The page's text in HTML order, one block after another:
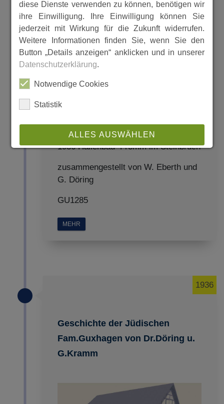
1936 Hallenbau Fromm im Steinbruch
zusammengestellt von W. Eberth und
G. Döring
GU1285
MEHR
Geschichte der Jüdischen
Fam.Guxhagen von Dr.Döring u.
G.Kramm
1936
diese Dienste verwenden zu können, benötigen wir
ihre Einwilligung. Ihre Einwilligung können Sie
jederzeit mit Wirkung für die Zukunft widerrufen.
Weitere Informationen finden Sie, wenn Sie den
Button „Details anzeigen“ anklicken und in unserer
Datenschutzerklärung.
Notwendige Cookies
Statistik
ALLES AUSWÄHLEN
SPEICHERN